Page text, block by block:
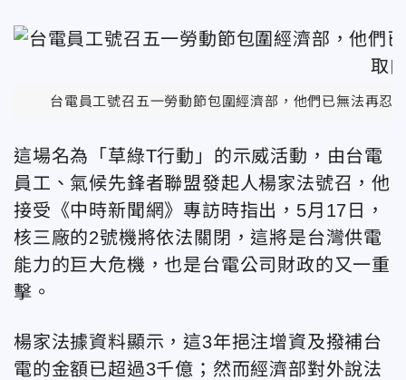
台電員工號召五一勞動節包圍經濟部，他們已無法再忍
這場名為「草綠T行動」的示威活動，由台電
員工、氣候先鋒者聯盟發起人楊家法號召，他
接受《中時新聞網》專訪時指出，5月17日，
核三廠的2號機將依法關閉，這將是台灣供電
能力的巨大危機，也是台電公司財政的又一重
擊。
楊家法據資料顯示，這3年挹注增資及撥補台
電的金額已超過3千億；然而經濟部對外說法